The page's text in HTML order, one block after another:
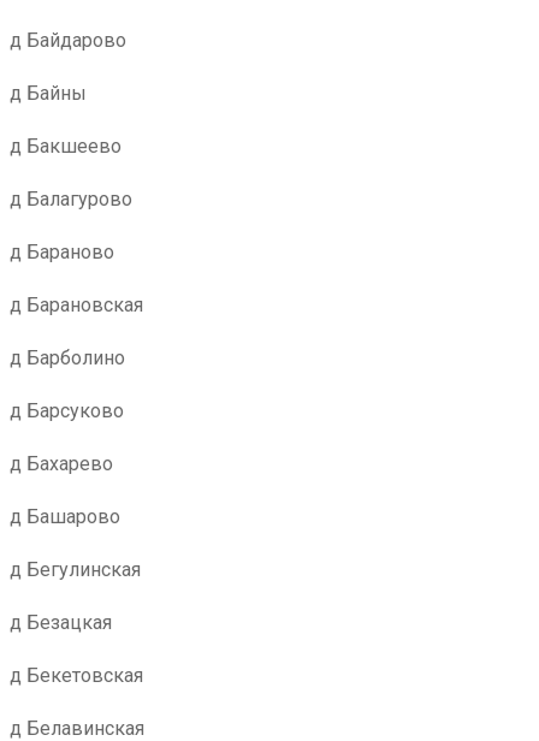
д Байдарово
д Байны
д Бакшеево
д Балагурово
д Бараново
д Барановская
д Барболино
д Барсуково
д Бахарево
д Башарово
д Бегулинская
д Безацкая
д Бекетовская
д Белавинская